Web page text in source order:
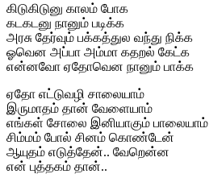
கிடுகிடுனு காலம் போக
கடகடனு நானும் படிக்க
அரசு தேர்வும் பக்கத்துல வந்து நிக்க
ஓவென அப்பா அம்மா கதறல் கேட்க
என்னவோ ஏதோவென நானும் பாக்க
ஏதோ எட்டுவழி சாலையாம்
இருமாதம் தான் வேளையாம்
எங்கள் சோலை இனியாகும் பாலையாம்
சிம்மம் போல் சினம் கொண்டேன்
ஆயுதம் எடுத்தேன்.. வேறென்ன
என் புத்தகம் தான்..